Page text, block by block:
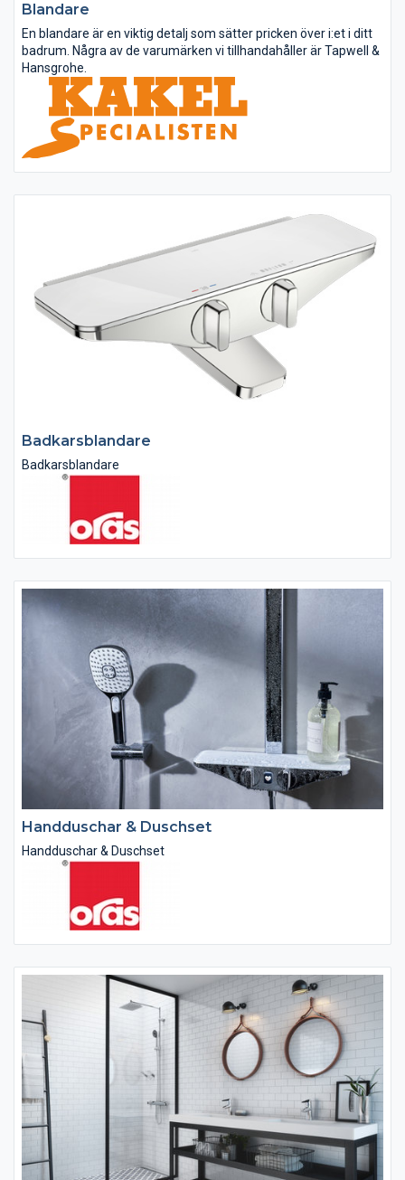
Blandare
En blandare är en viktig detalj som sätter pricken över i:et i ditt
badrum. Några av de varumärken vi tillhandahåller är Tapwell &
Hansgrohe.
Badkarsblandare
Badkarsblandare
Handduschar & Duschset
Handduschar & Duschset